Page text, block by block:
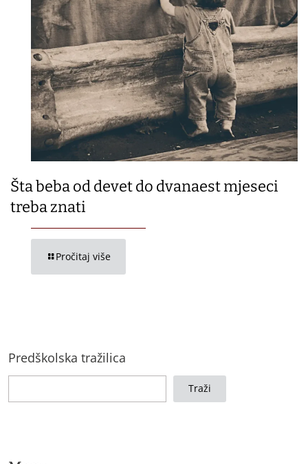
Šta beba od devet do dvanaest mjeseci
treba znati
Pročitaj više
Predškolska tražilica
Traži